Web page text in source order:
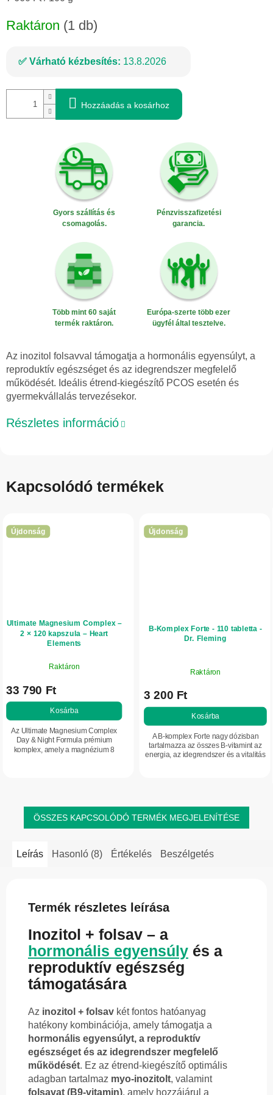
Raktáron (1 db)
Várható kézbesítés: 13.8.2026
Hozzáadás a kosárhoz
Gyors szállítás és
csomagolás.
Pénzvisszafizetési
garancia.
Több mint 60 saját
termék raktáron.
Európa-szerte több ezer
ügyfél által tesztelve.
Az inozitol folsavval támogatja a hormonális egyensúlyt, a
reproduktív egészséget és az idegrendszer megfelelő
működését. Ideális étrend-kiegészítő PCOS esetén és
gyermekvállalás tervezésekor.
Részletes információ
Kapcsolódó termékek
Újdonság
Ultimate Magnesium Complex –
2 × 120 kapszula – Heart
Elements
Raktáron
33 790 Ft
Kosárba
Az Ultimate Magnesium Complex
Day & Night Formula prémium
komplex, amely a magnézium 8
Újdonság
B-Komplex Forte - 110 tabletta -
Dr. Fleming
Raktáron
3 200 Ft
Kosárba
A B-komplex Forte nagy dózisban
tartalmazza az összes B-vitamint az
energia, az idegrendszer és a vitalitás
ÖSSZES KAPCSOLÓDÓ TERMÉK MEGJELENÍTÉSE
Leírás Hasonló (8) Értékelés Beszélgetés
Termék részletes leírása
Inozitol + folsav – a
hormonális egyensúly és a
reproduktív egészség
támogatására
Az inozitol + folsav két fontos hatóanyag
hatékony kombinációja, amely támogatja a
hormonális egyensúlyt, a reproduktív
egészséget és az idegrendszer megfelelő
működését. Ez az étrend-kiegészítő optimális
adagban tartalmaz myo-inozitolt, valamint
folsavat (B9-vitamin), amely hozzájárul a